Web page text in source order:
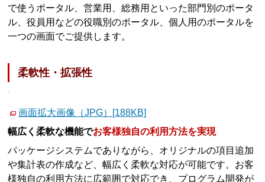
で使うポータル、営業用、総務用といった部門別のポータ
ル、役員用などの役職別のポータル、個人用のポータルを
一つの画面でご提供します。
柔軟性・拡張性
画面拡大画像（JPG）[188KB]
幅広く柔軟な機能でお客様独自の利用方法を実現
パッケージシステムでありながら、オリジナルの項目追加
や集計表の作成など、幅広く柔軟な対応が可能です。お客
様独自の利用方法に広範囲で対応でき、プログラム開発が